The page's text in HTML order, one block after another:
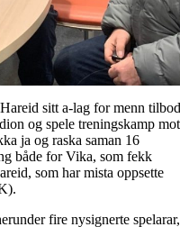
sitt a-lag for menn tilbod
og spele treningskamp mot
ja og raska saman 16
både for Vika, som fekk
som har mista oppsette
fire nysignerte spelarar,